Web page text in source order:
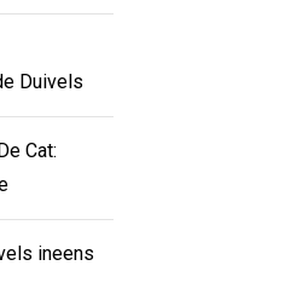
Duivels
Cat:
ineens